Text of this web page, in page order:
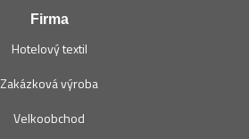
Firma
Hotelový textil
Zakázková výroba
Velkoobchod